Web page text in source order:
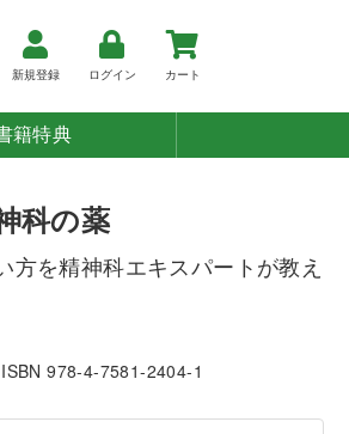
新規登録 ログイン カート
籍特典
科の薬
を精神科エキスパートが教え
ISBN 978-4-7581-2404-1